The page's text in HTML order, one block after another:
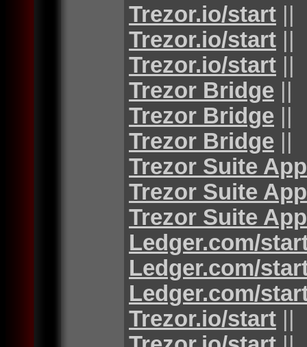
Trezor.io/start ||
Trezor.io/start ||
Trezor.io/start ||
Trezor Bridge ||
Trezor Bridge ||
Trezor Bridge ||
Trezor Suite App
Trezor Suite App
Trezor Suite App
Ledger.com/
Ledger.com/
Ledger.com/
Trezor.io/start ||